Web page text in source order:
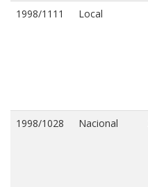
1998/1111 Local
1998/1028 Nacional